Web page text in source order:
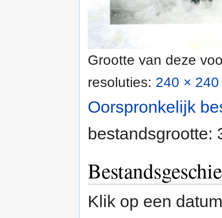
Grootte van deze
resoluties: 240 ×
Oorspronkelijk
bestandsgrootte:
Klik op een